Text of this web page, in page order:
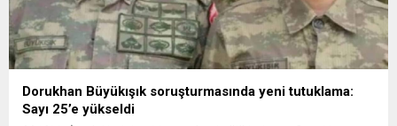
Dorukhan Büyükışık soruşturmasında yeni tutuklama:
Sayı 25’e yükseldi